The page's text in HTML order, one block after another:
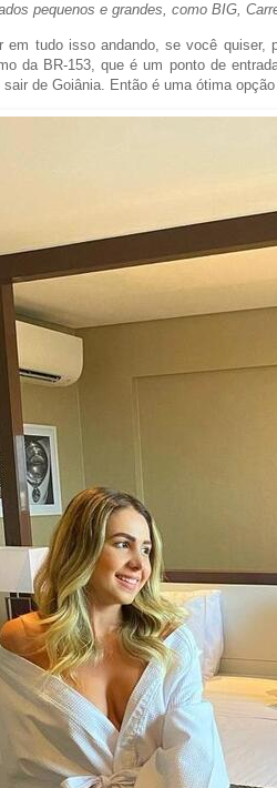
pequenos e grandes, como BIG,
em tudo isso andando, se você quiser,
da BR-153, que é um ponto de
de Goiânia. Então é uma ótima